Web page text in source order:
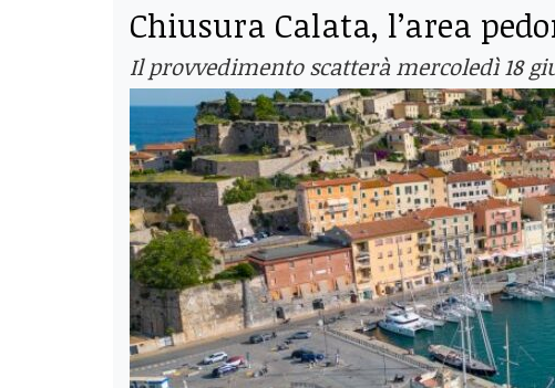
Chiusura Calata, l’area
Il provvedimento scatterà mercoledì 18